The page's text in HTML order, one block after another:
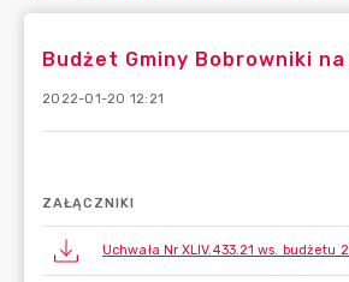
Budżet Gminy Bobrowniki
2022-01-20 12:21
ZAŁĄCZNIKI
Uchwała Nr XLIV.433.21 ws. budżetu